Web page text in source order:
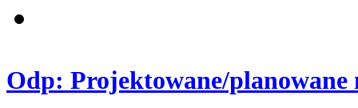
Odp: Projektowane/